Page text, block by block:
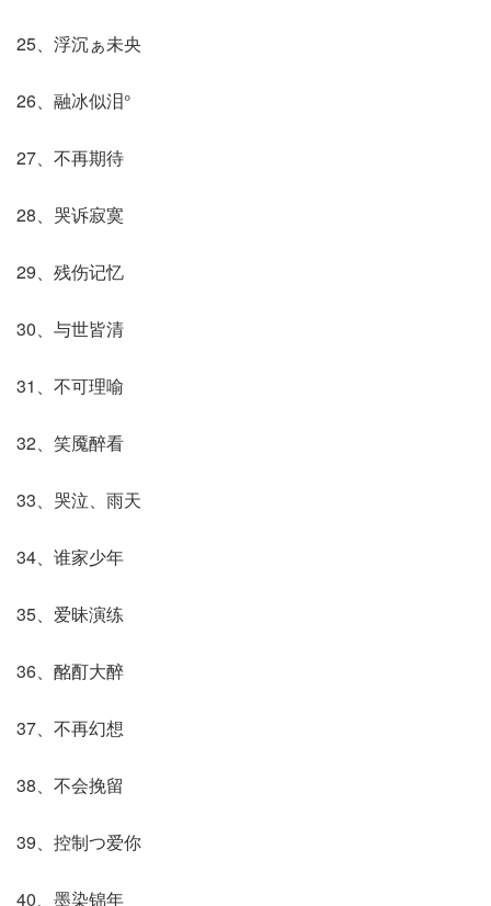
25、浮沉ぁ未央
26、融冰似泪°
27、不再期待
28、哭诉寂寞
29、残伤记忆
30、与世皆清
31、不可理喻
32、笑魇醉看
33、哭泣、雨天
34、谁家少年
35、爱昧演练
36、酩酊大醉
37、不再幻想
38、不会挽留
39、控制つ爱你
40、墨染锦年